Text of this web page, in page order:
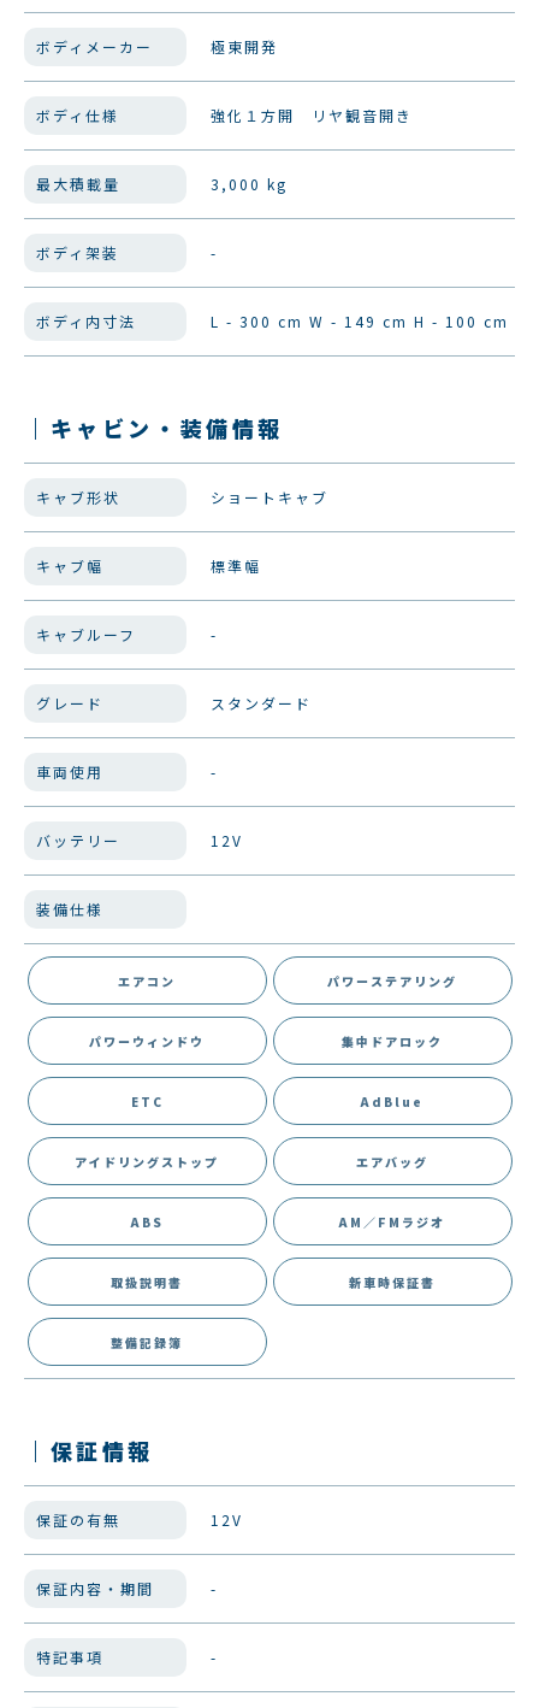
ボディメーカー 極東開発
ボディ仕様 強化１方開 リヤ観音開き
最大積載量 3,000 kg
ボディ架装 -
ボディ内寸法 L - 300 cm W - 149 cm H - 100 cm
｜キャビン・装備情報
キャブ形状 ショートキャブ
キャブ幅 標準幅
キャブルーフ -
グレード スタンダード
車両使用 -
バッテリー 12V
装備仕様
エアコン パワーステアリング
パワーウィンドウ 集中ドアロック
ETC AdBlue
アイドリングストップ エアバッグ
ABS AM／FMラジオ
取扱説明書 新車時保証書
整備記録簿
｜保証情報
保証の有無 12V
保証内容・期間 -
特記事項 -